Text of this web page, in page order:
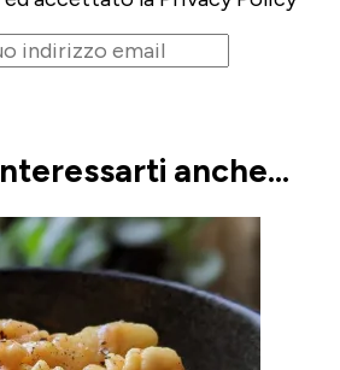
anche...